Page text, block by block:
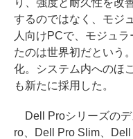
り、強度と耐久性を改
するのではなく、モジ
人向けPCで、モジュ
たのは世界初だという
化。システム内へのほ
も新たに採用した。
Dell Proシリーズのデ
ro、Dell Pro Slim、